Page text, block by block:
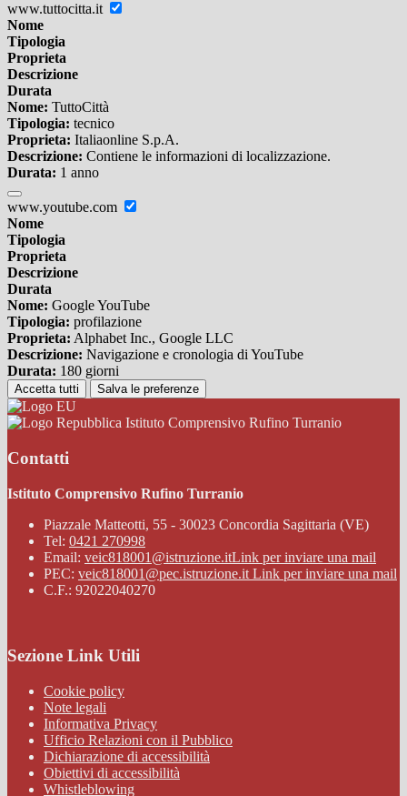
www.tuttocitta.it
Nome
Tipologia
Proprieta
Descrizione
Durata
Nome: TuttoCittà
Tipologia: tecnico
Proprieta: Italiaonline S.p.A.
Descrizione: Contiene le informazioni di localizzazione.
Durata: 1 anno
www.youtube.com
Nome
Tipologia
Proprieta
Descrizione
Durata
Nome: Google YouTube
Tipologia: profilazione
Proprieta: Alphabet Inc., Google LLC
Descrizione: Navigazione e cronologia di YouTube
Durata: 180 giorni
Accetta tutti Salva le preferenze
Istituto Comprensivo Rufino Turranio
Contatti
Istituto Comprensivo Rufino Turranio
Piazzale Matteotti, 55 - 30023 Concordia Sagittaria (VE)
Tel: 0421 270998
Email: veic818001@istruzione.itLink per inviare una mail
PEC: veic818001@pec.istruzione.it Link per inviare una mail
C.F.: 92022040270
Sezione Link Utili
Cookie policy
Note legali
Informativa Privacy
Ufficio Relazioni con il Pubblico
Dichiarazione di accessibilità
Obiettivi di accessibilità
Whistleblowing